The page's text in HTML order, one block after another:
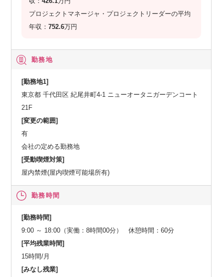
プロジェクトマネージャ・プロジェクトリーダーの平均
年収：752.6万円
勤務地
[勤務地1]
東京都 千代田区 紀尾井町4-1 ニューオータニガーデンコート
21F
[変更の範囲]
有
会社の定める勤務地
[受動喫煙対策]
屋内禁煙(屋内喫煙可能場所有)
勤務時間
[勤務時間]
9:00 ～ 18:00（実働：8時間00分） 休憩時間：60分
[平均残業時間]
15時間/月
[みなし残業]